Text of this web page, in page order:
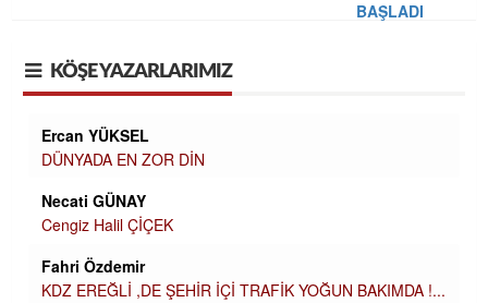
KÖŞE YAZARLARIMIZ
Ercan YÜKSEL
DÜNYADA EN ZOR DİN
Necati GÜNAY
Cengiz Halil ÇİÇEK
Fahri Özdemir
KDZ EREĞLİ ,DE ŞEHİR İÇİ TRAFİK YOĞUN BAKIMDA !...